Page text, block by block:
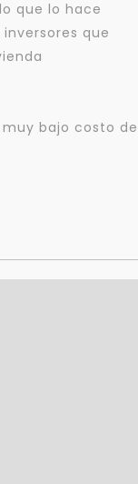
que lo hace
que
bajo costo de